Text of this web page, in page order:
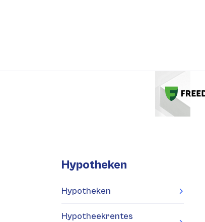
Hypotheken
Hypotheken
Hypotheekrentes